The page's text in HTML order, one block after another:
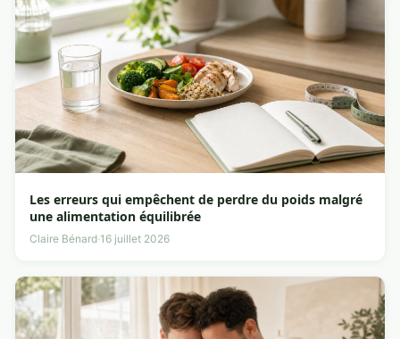
Les erreurs qui empêchent de perdre du poids malgré
une alimentation équilibrée
Claire Bénard·16 juillet 2026